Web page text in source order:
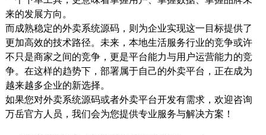
来的发展方向。
而成熟稳定的外卖系统源码，则为企业实现这一目标提供了
更加高效的技术路径。未来，本地生活服务行业的竞争或许
不只是商家之间的竞争，更是平台能力与用户运营能力的竞
争。在这样的趋势下，部署属于自己的外卖平台，正在成为
越来越多企业的新选择。
如果您对外卖系统源码或者外卖平台开发有需求，欢迎咨询
万岳官方人员，我们会为您提供专业服务与解决方案！